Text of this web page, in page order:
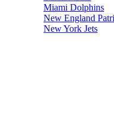
Miami Dolphins
New England
New York Jets